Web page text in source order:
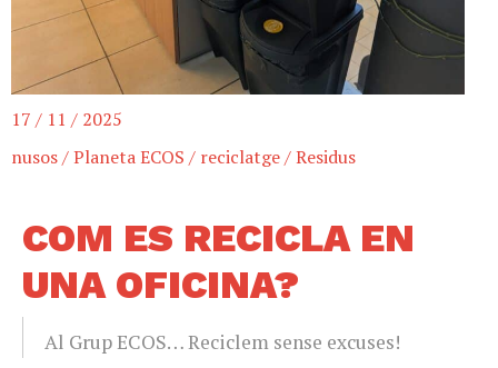
17 / 11 / 2025
nusos/Planeta ECOS / reciclatge/Residus
COM ES RECICLA EN
UNA OFICINA?
Al Grup ECOS… Reciclem sense excuses!